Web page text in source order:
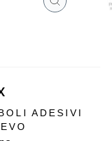
CHIUDI
ADESIVI